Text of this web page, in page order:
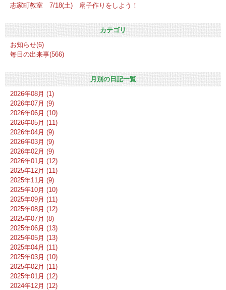
志家町教室 7/18(土) 扇子作りをしよう！
カテゴリ
お知らせ(6)
毎日の出来事(566)
月別の日記一覧
2026年08月 (1)
2026年07月 (9)
2026年06月 (10)
2026年05月 (11)
2026年04月 (9)
2026年03月 (9)
2026年02月 (9)
2026年01月 (12)
2025年12月 (11)
2025年11月 (9)
2025年10月 (10)
2025年09月 (11)
2025年08月 (12)
2025年07月 (8)
2025年06月 (13)
2025年05月 (13)
2025年04月 (11)
2025年03月 (10)
2025年02月 (11)
2025年01月 (12)
2024年12月 (12)